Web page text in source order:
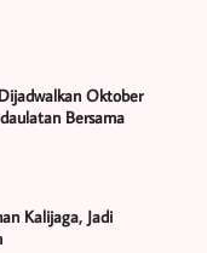
Oktober
Bersama
Kalijaga, Jadi